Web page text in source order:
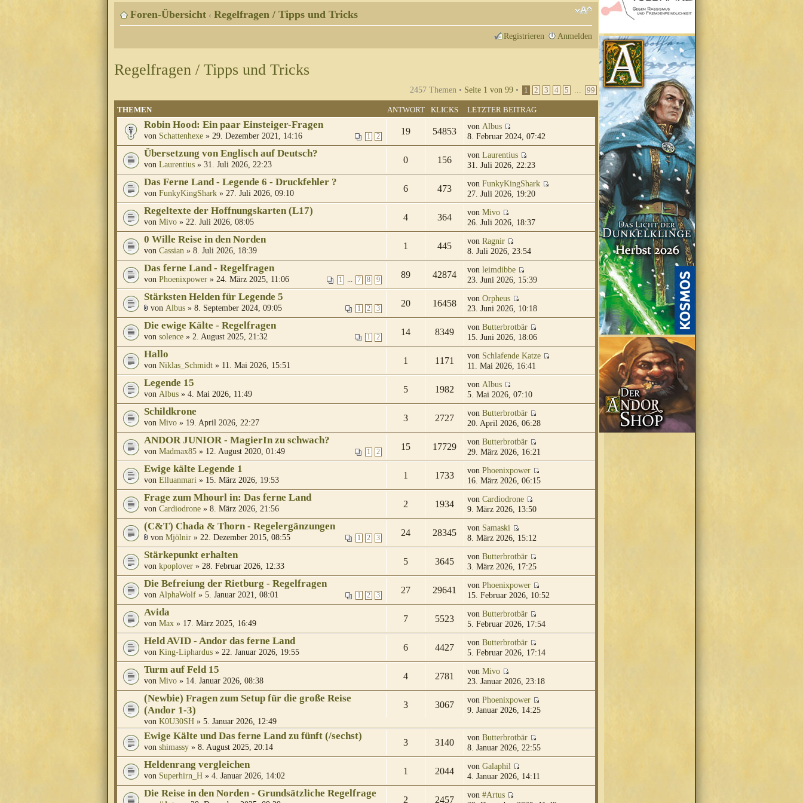
Foren-Übersicht ‹ Regelfragen / Tipps und Tricks
Registrieren Anmelden
Regelfragen / Tipps und Tricks
2457 Themen • Seite 1 von 99 • 1 2 3 4 5 ... 99
THEMEN ANTWORT KLICKS LETZTER BEITRAG
Robin Hood: Ein paar Einsteiger-Fragen
1 2
von Schattenhexe » 29. Dezember 2021, 14:16 19 54853 von Albus
8. Februar 2024, 07:42
Übersetzung von Englisch auf Deutsch?
von Laurentius » 31. Juli 2026, 22:23 0 156 von Laurentius
31. Juli 2026, 22:23
Das Ferne Land - Legende 6 - Druckfehler ?
von FunkyKingShark » 27. Juli 2026, 09:10 6 473 von FunkyKingShark
27. Juli 2026, 19:20
Regeltexte der Hoffnungskarten (L17)
von Mivo » 22. Juli 2026, 08:05 4 364 von Mivo
26. Juli 2026, 18:37
0 Wille Reise in den Norden
von Cassian » 8. Juli 2026, 18:39 1 445 von Ragnir
8. Juli 2026, 23:54
Das ferne Land - Regelfragen
1 ... 7 8 9
von Phoenixpower » 24. März 2025, 11:06 89 42874 von leimdibbe
23. Juni 2026, 15:39
Stärksten Helden für Legende 5
1 2 3
von Albus » 8. September 2024, 09:05 20 16458 von Orpheus
23. Juni 2026, 10:18
Die ewige Kälte - Regelfragen
1 2
von solence » 2. August 2025, 21:32 14 8349 von Butterbrotbär
15. Juni 2026, 18:06
Hallo
von Niklas_Schmidt » 11. Mai 2026, 15:51 1 1171 von Schlafende Katze
11. Mai 2026, 16:41
Legende 15
von Albus » 4. Mai 2026, 11:49 5 1982 von Albus
5. Mai 2026, 07:10
Schildkrone
von Mivo » 19. April 2026, 22:27 3 2727 von Butterbrotbär
20. April 2026, 06:28
ANDOR JUNIOR - MagierIn zu schwach?
1 2
von Madmax85 » 12. August 2020, 01:49 15 17729 von Butterbrotbär
29. März 2026, 16:21
Ewige kälte Legende 1
von Elluanmari » 15. März 2026, 19:53 1 1733 von Phoenixpower
16. März 2026, 06:15
Frage zum Mhourl in: Das ferne Land
von Cardiodrone » 8. März 2026, 21:56 2 1934 von Cardiodrone
9. März 2026, 13:50
(C&T) Chada & Thorn - Regelergänzungen
1 2 3
von Mjölnir » 22. Dezember 2015, 08:55 24 28345 von Samaski
8. März 2026, 15:12
Stärkepunkt erhalten
von kpoplover » 28. Februar 2026, 12:33 5 3645 von Butterbrotbär
3. März 2026, 17:25
Die Befreiung der Rietburg - Regelfragen
1 2 3
von AlphaWolf » 5. Januar 2021, 08:01 27 29641 von Phoenixpower
15. Februar 2026, 10:52
Avida
von Max » 17. März 2025, 16:49 7 5523 von Butterbrotbär
5. Februar 2026, 17:54
Held AVID - Andor das ferne Land
von King-Liphardus » 22. Januar 2026, 19:55 6 4427 von Butterbrotbär
5. Februar 2026, 17:14
Turm auf Feld 15
von Mivo » 14. Januar 2026, 08:38 4 2781 von Mivo
23. Januar 2026, 23:18
(Newbie) Fragen zum Setup für die große Reise
(Andor 1-3)
von K0U30SH » 5. Januar 2026, 12:49
3 3067 von Phoenixpower
9. Januar 2026, 14:25
Ewige Kälte und Das ferne Land zu fünft (/sechst)
von shimassy » 8. August 2025, 20:14 3 3140 von Butterbrotbär
8. Januar 2026, 22:55
Heldenrang vergleichen
von Superhirn_H » 4. Januar 2026, 14:02 1 2044 von Galaphil
4. Januar 2026, 14:11
Die Reise in den Norden - Grundsätzliche Regelfrage
2 2457 von #Artus